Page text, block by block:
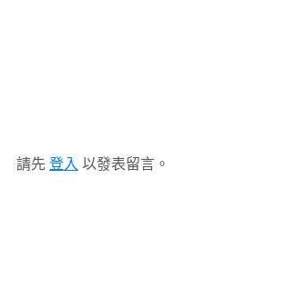
請先 登入 以發表留言。